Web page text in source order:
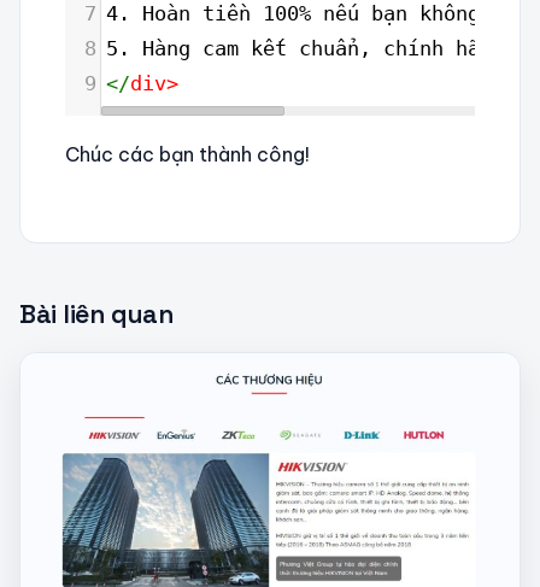
7 4. Hoàn tiền 100% nếu bạn không hài
8 5. Hàng cam kết chuẩn, chính hãng.
9 </div>
Chúc các bạn thành công!
Bài liên quan